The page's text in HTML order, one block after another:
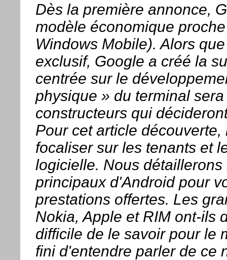
Dès la première annonce,
modèle économique
Windows Mobile). Alors
exclusif, Google a créé la
centrée sur le
physique » du terminal
constructeurs qui
Pour cet article
focaliser sur les tenants et
logicielle. Nous
principaux d'Android pour
prestations offertes. Les
Nokia, Apple et RIM ont-ils
difficile de le savoir pour le
fini d'entendre parler de